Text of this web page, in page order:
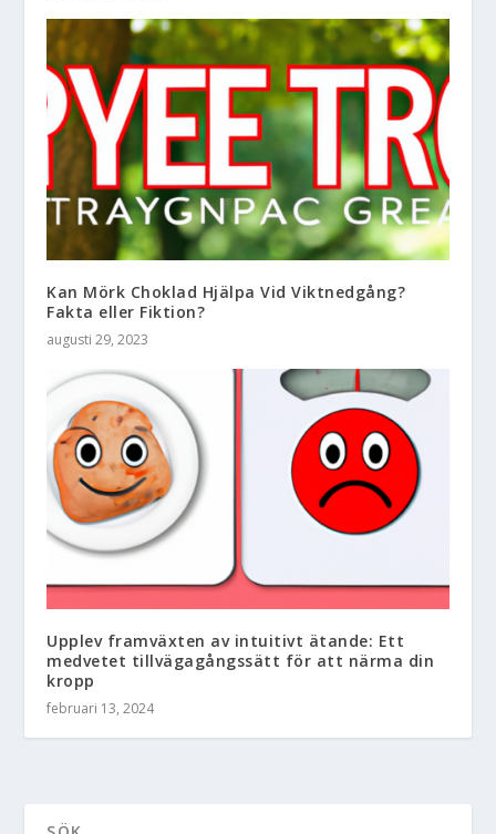
Kan Mörk Choklad Hjälpa Vid Viktnedgång?
Fakta eller Fiktion?
augusti 29, 2023
Upplev framväxten av intuitivt ätande: Ett
medvetet tillvägagångssätt för att närma din
kropp
februari 13, 2024